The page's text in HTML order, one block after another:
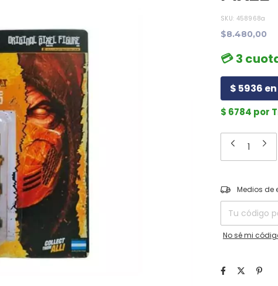
SKU: 458968a
$8.480,00
💳 3
$ 5936
$ 6784 por
Entregas para
Medios de
No sé mi